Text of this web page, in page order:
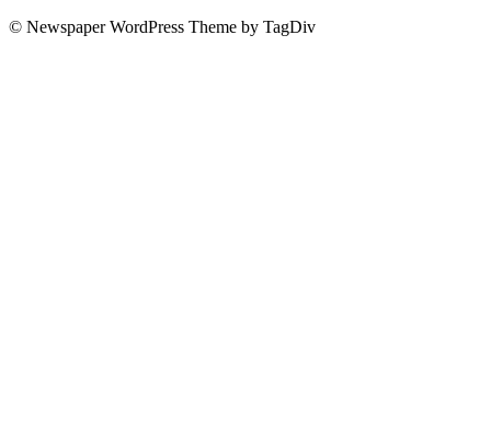
© Newspaper WordPress Theme by TagDiv